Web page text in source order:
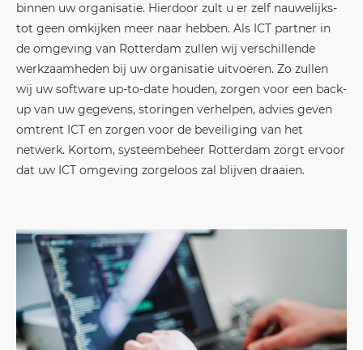
binnen uw organisatie. Hierdoor zult u er zelf nauwelijks-
tot geen omkijken meer naar hebben. Als ICT partner in
de omgeving van Rotterdam zullen wij verschillende
werkzaamheden bij uw organisatie uitvoeren. Zo zullen
wij uw software up-to-date houden, zorgen voor een back-
up van uw gegevens, storingen verhelpen, advies geven
omtrent ICT en zorgen voor de beveiliging van het
netwerk. Kortom, systeembeheer Rotterdam zorgt ervoor
dat uw ICT omgeving zorgeloos zal blijven draaien.